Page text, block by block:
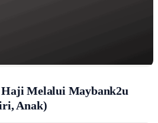
Melalui Maybank2u
Anak)